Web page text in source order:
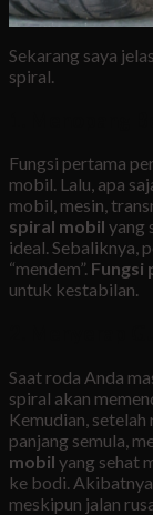
Sekarang saya
spiral.
Fungsi pertama
mobil. Lalu, apa
mobil, mesin,
spiral mobil yang
ideal. Sebaliknya,
“mendem”. Fungsi
untuk kestabilan.
Saat roda Anda
spiral akan
Kemudian,
panjang semula,
mobil yang sehat
ke bodi.
meskipun jalan